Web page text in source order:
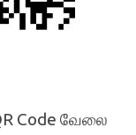
Code வேலை